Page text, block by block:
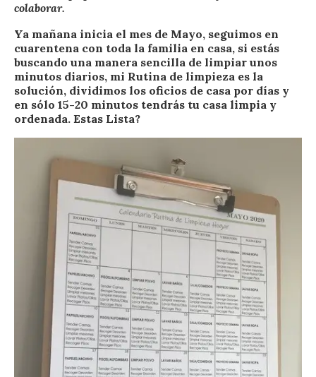
colaborar.
Ya mañana inicia el mes de Mayo, seguimos en
cuarentena con toda la familia en casa, si estás
buscando una manera sencilla de limpiar unos
minutos diarios, mi Rutina de limpieza es la
solución, dividimos los oficios de casa por días y
en sólo 15-20 minutos tendrás tu casa limpia y
ordenada. Estas Lista?